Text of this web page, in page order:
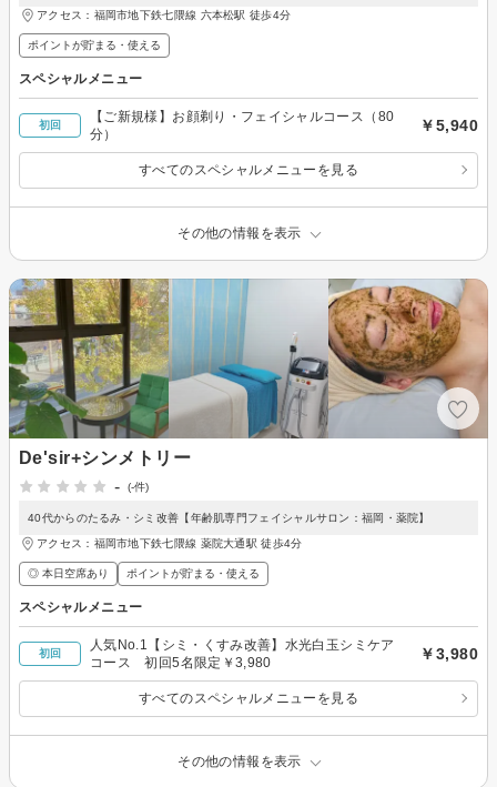
アクセス：福岡市地下鉄七隈線 六本松駅 徒歩4分
ポイントが貯まる・使える
スペシャルメニュー
初回
【ご新規様】お顔剃り・フェイシャルコース（80
分）
￥5,940
すべてのスペシャルメニューを見る
その他の情報を表示
De'sir+シンメトリー
-
(-件)
40代からのたるみ・シミ改善【年齢肌専門フェイシャルサロン：福岡・薬院】
アクセス：福岡市地下鉄七隈線 薬院大通駅 徒歩4分
◎ 本日空席あり ポイントが貯まる・使える
スペシャルメニュー
初回
人気No.1【シミ・くすみ改善】水光白玉シミケア
コース 初回5名限定￥3,980
￥3,980
すべてのスペシャルメニューを見る
その他の情報を表示